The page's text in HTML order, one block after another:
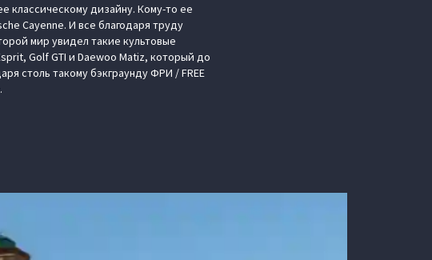
классическому дизайну. Кому-то ее
Cayenne. И все благодаря труду
мир увидел такие культовые
Golf GTI и Daewoo Matiz, который до
столь такому бэкграунду ФРИ / FREE